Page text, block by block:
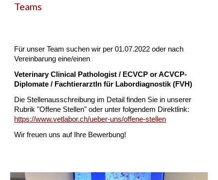
Teams
Für unser Team suchen wir per 01.07.2022 oder nach
Vereinbarung eine/einen
Veterinary Clinical Pathologist / ECVCP or ACVCP-
Diplomate / FachtierarztIn für Labordiagnostik (FVH)
Die Stellenausschreibung im Detail finden Sie in unserer
https://www.vetlabor.ch/ueber-uns/offene-stellen
Wir freuen uns auf Ihre Bewerbung!